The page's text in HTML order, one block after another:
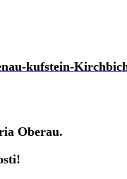
Oberau.